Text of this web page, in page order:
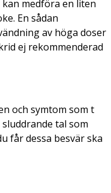
medföra en liten
En sådan
av höga doser
ej rekommenderad
och symtom som t
tal som
får dessa besvär ska